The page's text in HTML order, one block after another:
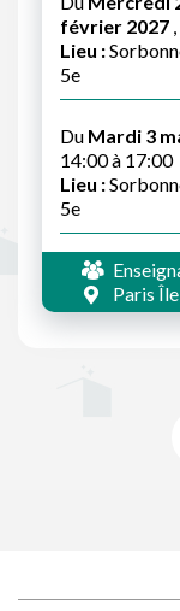
février 2027
Lieu :
5e
Du Mardi 3
14:00 à 17:00
Lieu :
5e
Paris